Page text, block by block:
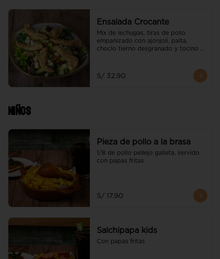
Ensalada Crocante
Mix de lechugas, tiras de pollo
empanizado con ajonjolí, palta,
choclo tierno desgranado y tocino
S/ 32.90
Niños
Pieza de pollo a la brasa
1/8 de pollo pellejo galleta, servido
con papas fritas
S/ 17.90
Salchipapa kids
Con papas fritas